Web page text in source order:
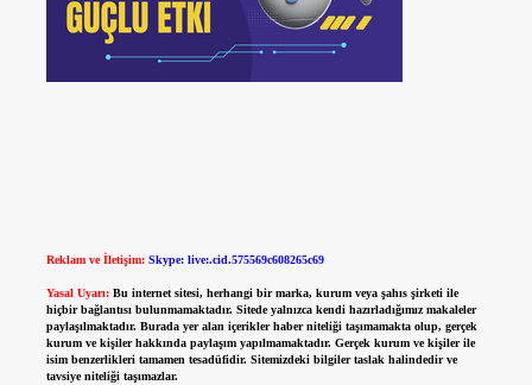
Reklam ve İletişim: Skype: live:.cid.575569c608265c69
Yasal Uyarı: Bu internet sitesi, herhangi bir marka, kurum veya şahıs şirketi ile
hiçbir bağlantısı bulunmamaktadır. Sitede yalnızca kendi hazırladığımız makaleler
paylaşılmaktadır. Burada yer alan içerikler haber niteliği taşımamakta olup, gerçek
kurum ve kişiler hakkında paylaşım yapılmamaktadır. Gerçek kurum ve kişiler ile
isim benzerlikleri tamamen tesadüfidir. Sitemizdeki bilgiler taslak halindedir ve
tavsiye niteliği taşımazlar.